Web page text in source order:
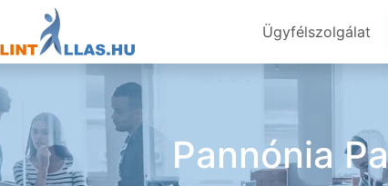
Ügyfélszolgálat
Pannónia